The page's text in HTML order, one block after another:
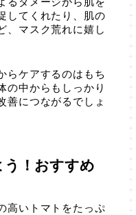
してくれたり、肌の
、マスク荒れに嬉し
らケアするのはもち
の中からもしっかり
善につながるでしょ
う！おすすめ
高いトマトをたっぷ